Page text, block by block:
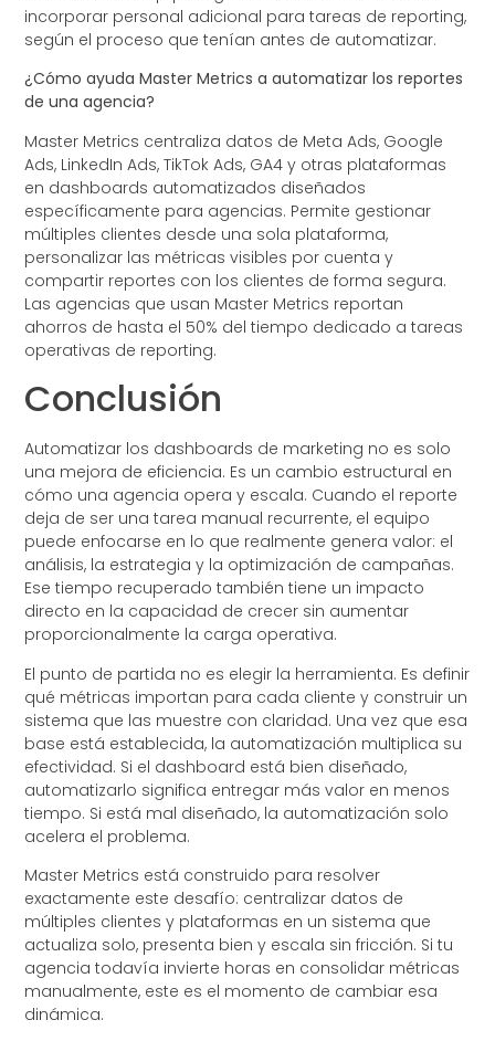
incorporar personal adicional para tareas de reporting,
según el proceso que tenían antes de automatizar.
¿Cómo ayuda Master Metrics a automatizar los reportes
de una agencia?
Master Metrics centraliza datos de Meta Ads, Google
Ads, LinkedIn Ads, TikTok Ads, GA4 y otras plataformas
en dashboards automatizados diseñados
específicamente para agencias. Permite gestionar
múltiples clientes desde una sola plataforma,
personalizar las métricas visibles por cuenta y
compartir reportes con los clientes de forma segura.
Las agencias que usan Master Metrics reportan
ahorros de hasta el 50% del tiempo dedicado a tareas
operativas de reporting.
Conclusión
Automatizar los dashboards de marketing no es solo
una mejora de eficiencia. Es un cambio estructural en
cómo una agencia opera y escala. Cuando el reporte
deja de ser una tarea manual recurrente, el equipo
puede enfocarse en lo que realmente genera valor: el
análisis, la estrategia y la optimización de campañas.
Ese tiempo recuperado también tiene un impacto
directo en la capacidad de crecer sin aumentar
proporcionalmente la carga operativa.
El punto de partida no es elegir la herramienta. Es definir
qué métricas importan para cada cliente y construir un
sistema que las muestre con claridad. Una vez que esa
base está establecida, la automatización multiplica su
efectividad. Si el dashboard está bien diseñado,
automatizarlo significa entregar más valor en menos
tiempo. Si está mal diseñado, la automatización solo
acelera el problema.
Master Metrics está construido para resolver
exactamente este desafío: centralizar datos de
múltiples clientes y plataformas en un sistema que
actualiza solo, presenta bien y escala sin fricción. Si tu
agencia todavía invierte horas en consolidar métricas
manualmente, este es el momento de cambiar esa
dinámica.